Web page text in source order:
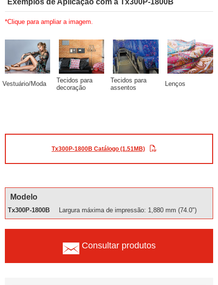
*Clique para ampliar a imagem.
Vestuário/Moda
Tecidos para
decoração
Tecidos para
assentos
Lenços
Tx300P-1800B Catálogo (1.51MB)
Modelo
Tx300P-1800B Largura máxima de impressão: 1,880 mm (74.0")
Consultar produtos